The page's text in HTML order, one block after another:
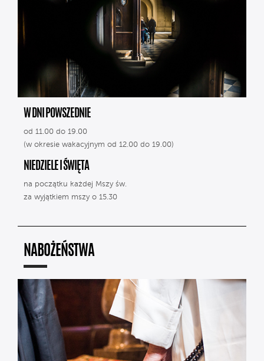
W DNI POWSZEDNIE
od 11.00 do 19.00
(w okresie wakacyjnym od 12.00 do 19.00)
NIEDZIELE I ŚWIĘTA
na początku każdej Mszy św.
za wyjątkiem mszy o 15.30
NABOŻEŃSTWA